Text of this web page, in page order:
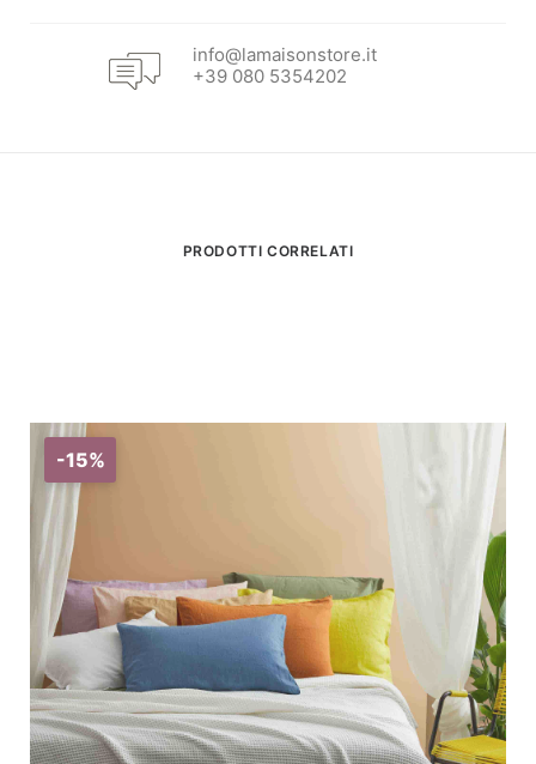
info@lamaisonstore.it
+39 080 5354202
PRODOTTI CORRELATI
-15%